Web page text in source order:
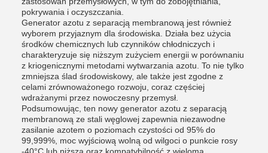
pokrywania i oczyszczania.
Generator azotu z separacją membranową jest również
wyborem przyjaznym dla środowiska. Działa bez użycia
środków chemicznych lub czynników chłodniczych i
charakteryzuje się niższym zużyciem energii w porównaniu
z kriogenicznymi metodami wytwarzania azotu. To nie tylko
zmniejsza ślad środowiskowy, ale także jest zgodne z
celami zrównoważonego rozwoju, coraz częściej
wdrażanymi przez nowoczesny przemysł.
Podsumowując, ten nowy generator azotu z separacją
membranową ze stali węglowej zapewnia niezawodne
zasilanie azotem o poziomach czystości od 95% do
99,999%, moc wyjściową wolną od wilgoci o punkcie rosy